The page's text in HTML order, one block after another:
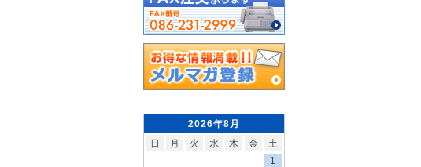
2026年8月
日
月 火 水 木 金
土
1